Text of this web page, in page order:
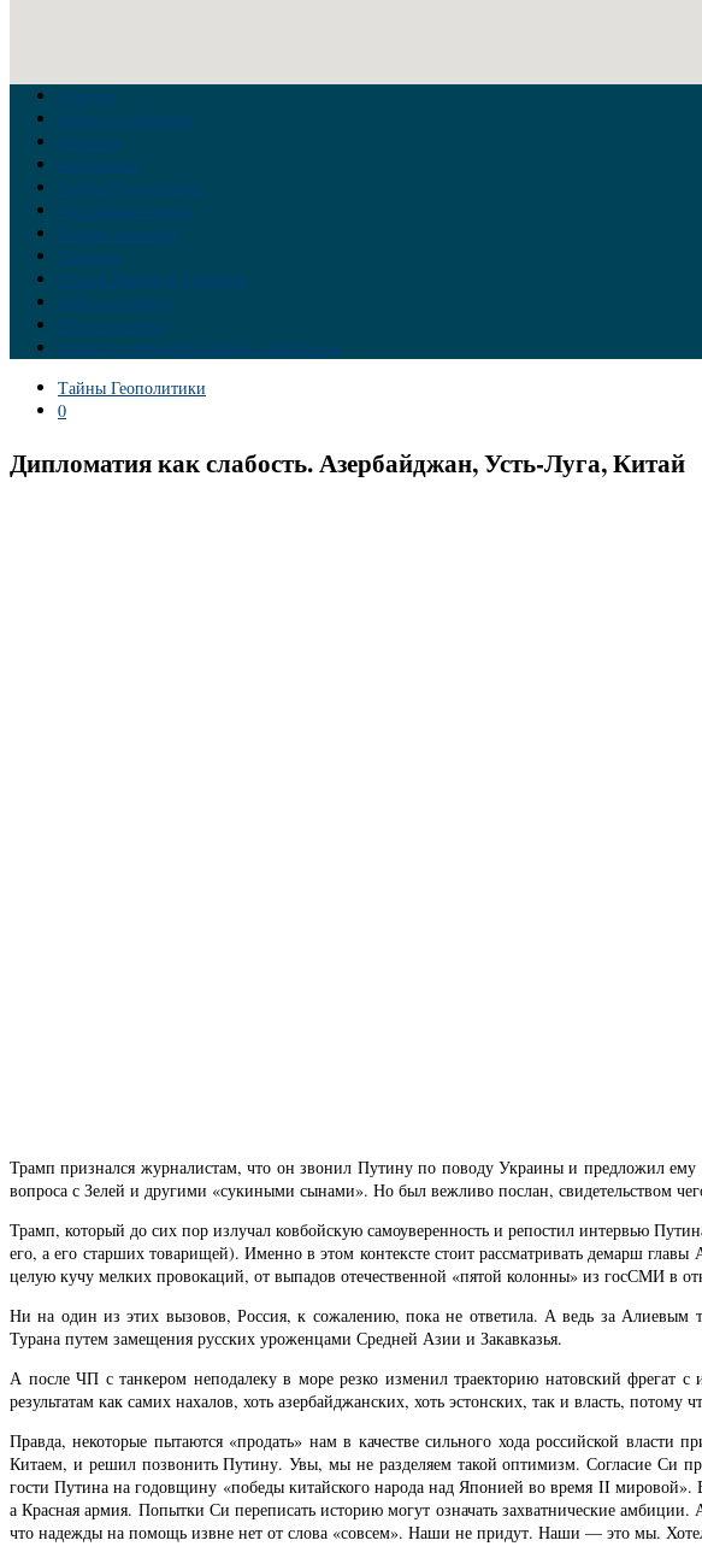
Главная
Война на Украине
Новости
Аналитика
Тайны Геополитики
Российские элиты
Теория заговора
Украина
Новый Мировой Порядок
Тайны истории
Обратная связь
Правила комментирования материалов
Тайны Геополитики
0
Дипломатия как слабость. Азербайджан, Усть-Луга, Китай
Трамп признался журналистам, что он звонил Путину по поводу Украины и предложил
вопроса с Зелей и другими «сукиными сынами». Но был вежливо послан, свидетельством
Трамп, который до сих пор излучал ковбойскую самоуверенность и репостил интервью
его, а его старших товарищей). Именно в этом контексте стоит рассматривать демарш
целую кучу мелких провокаций, от выпадов отечественной «пятой колонны» из госСМИ в
Ни на один из этих вызовов, Россия, к сожалению, пока не ответила. А ведь за Алиевым
Турана путем замещения русских уроженцами Средней Азии и Закавказья.
А после ЧП с танкером неподалеку в море резко изменил траекторию натовский фрегат
результатам как самих нахалов, хоть азербайджанских, хоть эстонских, так и власть, потому
Правда, некоторые пытаются «продать» нам в качестве сильного хода российской
Китаем, и решил позвонить Путину. Увы, мы не разделяем такой оптимизм. Согласие Си
гости Путина на годовщину «победы китайского народа над Японией во время II
а Красная армия. Попытки Си переписать историю могут означать захватнические
что надежды на помощь извне нет от слова «совсем». Наши не придут. Наши — это мы.